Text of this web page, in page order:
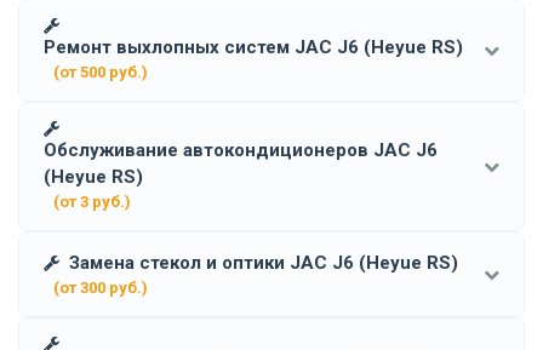
Ремонт выхлопных систем JAC J6 (Heyue RS)
(от 500 руб.)
Обслуживание автокондиционеров JAC J6
(Heyue RS)
(от 3 руб.)
Замена стекол и оптики JAC J6 (Heyue RS)
(от 300 руб.)